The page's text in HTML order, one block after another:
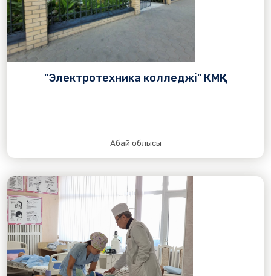
"Электротехника колледжі" КМҚК
Абай облысы